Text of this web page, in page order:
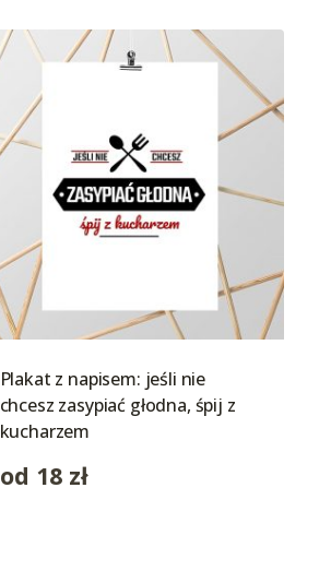
Plakat z napisem: jeśli nie
chcesz zasypiać głodna, śpij z
kucharzem
od 18 zł